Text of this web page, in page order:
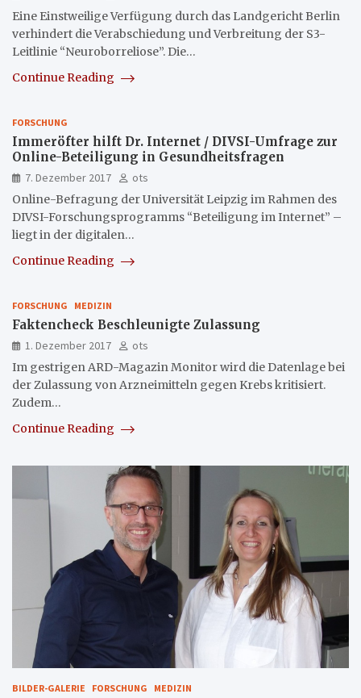
Eine Einstweilige Verfügung durch das Landgericht Berlin
verhindert die Verabschiedung und Verbreitung der S3-
Leitlinie “Neuroborreliose”. Die…
Continue Reading
FORSCHUNG
Immeröfter hilft Dr. Internet / DIVSI-Umfrage zur
Online-Beteiligung in Gesundheitsfragen
7. Dezember 2017
ots
Online-Befragung der Universität Leipzig im Rahmen des
DIVSI-Forschungsprogramms “Beteiligung im Internet” –
liegt in der digitalen…
Continue Reading
FORSCHUNG MEDIZIN
Faktencheck Beschleunigte Zulassung
1. Dezember 2017
ots
Im gestrigen ARD-Magazin Monitor wird die Datenlage bei
der Zulassung von Arzneimitteln gegen Krebs kritisiert.
Zudem…
Continue Reading
BILDER-GALERIE FORSCHUNG MEDIZIN